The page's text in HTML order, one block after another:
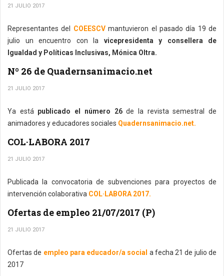
21 JULIO 2017
Representantes del COEESCV mantuvieron el pasado día 19 de
julio un encuentro con la vicepresidenta y consellera de
Igualdad y Políticas Inclusivas, Mónica Oltra.
Nº 26 de Quadernsanimacio.net
21 JULIO 2017
Ya está publicado el número 26de la revista semestral de
animadores y educadores sociales Quadernsanimacio.net.
COL·LABORA 2017
21 JULIO 2017
Publicada la convocatoria de subvenciones para proyectos de
intervención colaborativa COL·LABORA 2017.
Ofertas de empleo 21/07/2017 (P)
21 JULIO 2017
Ofertas de empleo para educador/a social a fecha 21 de julio de
2017